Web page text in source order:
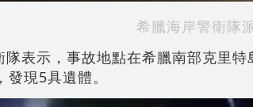
希臘海岸警衛隊
隊表示，事故地點在希臘南部克里
現5具遺體。